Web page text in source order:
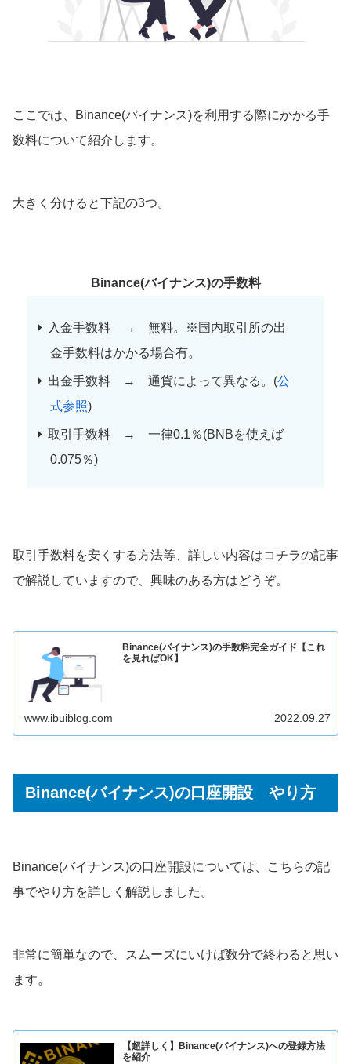
ここでは、Binance(バイナンス)を利用する際にかかる手
数料について紹介します。
大きく分けると下記の3つ。
Binance(バイナンス)の手数料
入金手数料 → 無料。※国内取引所の出
金手数料はかかる場合有。
出金手数料 → 通貨によって異なる。(公
式参照)
取引手数料 → 一律0.1％(BNBを使えば
0.075％)
取引手数料を安くする方法等、詳しい内容はコチラの記事
で解説していますので、興味のある方はどうぞ。
Binance(バイナンス)の手数料完全ガイド【これ
を見ればOK】
www.ibuiblog.com 2022.09.27
Binance(バイナンス)の口座開設 やり方
Binance(バイナンス)の口座開設については、こちらの記
事でやり方を詳しく解説しました。
非常に簡単なので、スムーズにいけば数分で終わると思い
ます。
【超詳しく】Binance(バイナンス)への登録方法
を紹介